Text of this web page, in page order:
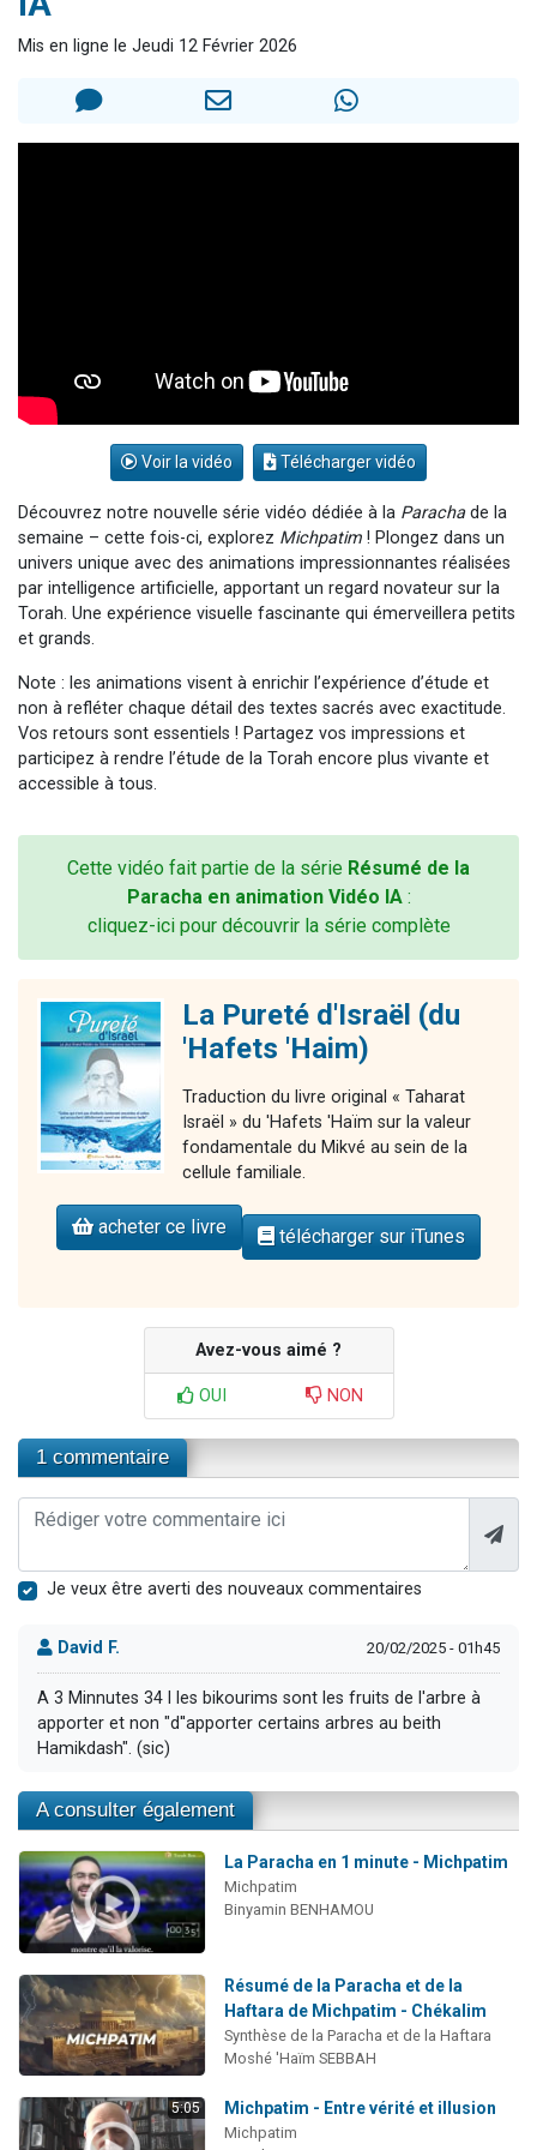
Il reste 49 places pour étudier en groupe sur Zoom
Mis en ligne le Jeudi 12 Février 2026
Voir la vidéo Télécharger vidéo
Découvrez notre nouvelle série vidéo dédiée à la Parachade la
semaine – cette fois-ci, explorez Michpatim ! Plongez dans un
univers unique avec des animations impressionnantes réalisées
par intelligence artificielle, apportant un regard novateur sur la
Torah. Une expérience visuelle fascinante qui émerveillera petits
et grands.
Note : les animations visent à enrichir l’expérience d’étude et
non à refléter chaque détail des textes sacrés avec exactitude.
Vos retours sont essentiels ! Partagez vos impressions et
participez à rendre l’étude de la Torah encore plus vivante et
accessible à tous.
Cette vidéo fait partie de la série Résumé de la
Paracha en animation Vidéo IA:
cliquez-ici pour découvrir la série complète
La Pureté d'Israël (du
'Hafets 'Haim)
Traduction du livre original « Taharat
Israël » du 'Hafets 'Haïm sur la valeur
fondamentale du Mikvé au sein de la
cellule familiale.
acheter ce livre télécharger sur iTunes
Avez-vous aimé ?
OUI NON
1 commentaire
Je veux être averti des nouveaux commentaires
David F. 20/02/2025 - 01h45
A 3 Minnutes 34 l les bikourims sont les fruits de l'arbre à
apporter et non "d''apporter certains arbres au beith
Hamikdash". (sic)
A consulter également
La Paracha en 1 minute - Michpatim
Michpatim
Binyamin BENHAMOU
Résumé de la Paracha et de la
Haftara de Michpatim - Chékalim
Synthèse de la Paracha et de la Haftara
Moshé 'Haïm SEBBAH
5:05 Michpatim - Entre vérité et illusion
Michpatim